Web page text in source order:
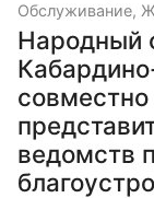
Обслуживание,
Народный
совместно
ведомств